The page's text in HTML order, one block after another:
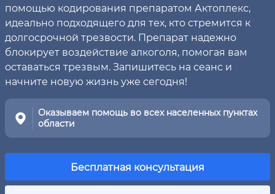
помощью кодирования препаратом Актоплекс,
идеально подходящего для тех, кто стремится к
долгосрочной трезвости. Препарат надежно
блокирует воздействие алкоголя, помогая вам
оставаться трезвым. Запишитесь на сеанс и
начните новую жизнь уже сегодня!
Оказываем помощь во всех населенных пунктах
области
Бесплатная консультация